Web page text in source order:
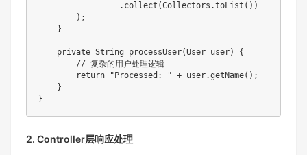
. collect (Collectors .toList ( ) )
) ;
}
private String processUser(User user)
{
// 复杂的用户处理逻辑
return
"Processed: " + user.getName( ) ;
}
}
2. Controller层响应处理